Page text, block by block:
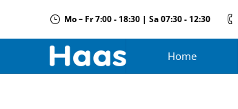
Mo – Fr 7:00 - 18:30 | Sa 07:30 - 12:30
Home